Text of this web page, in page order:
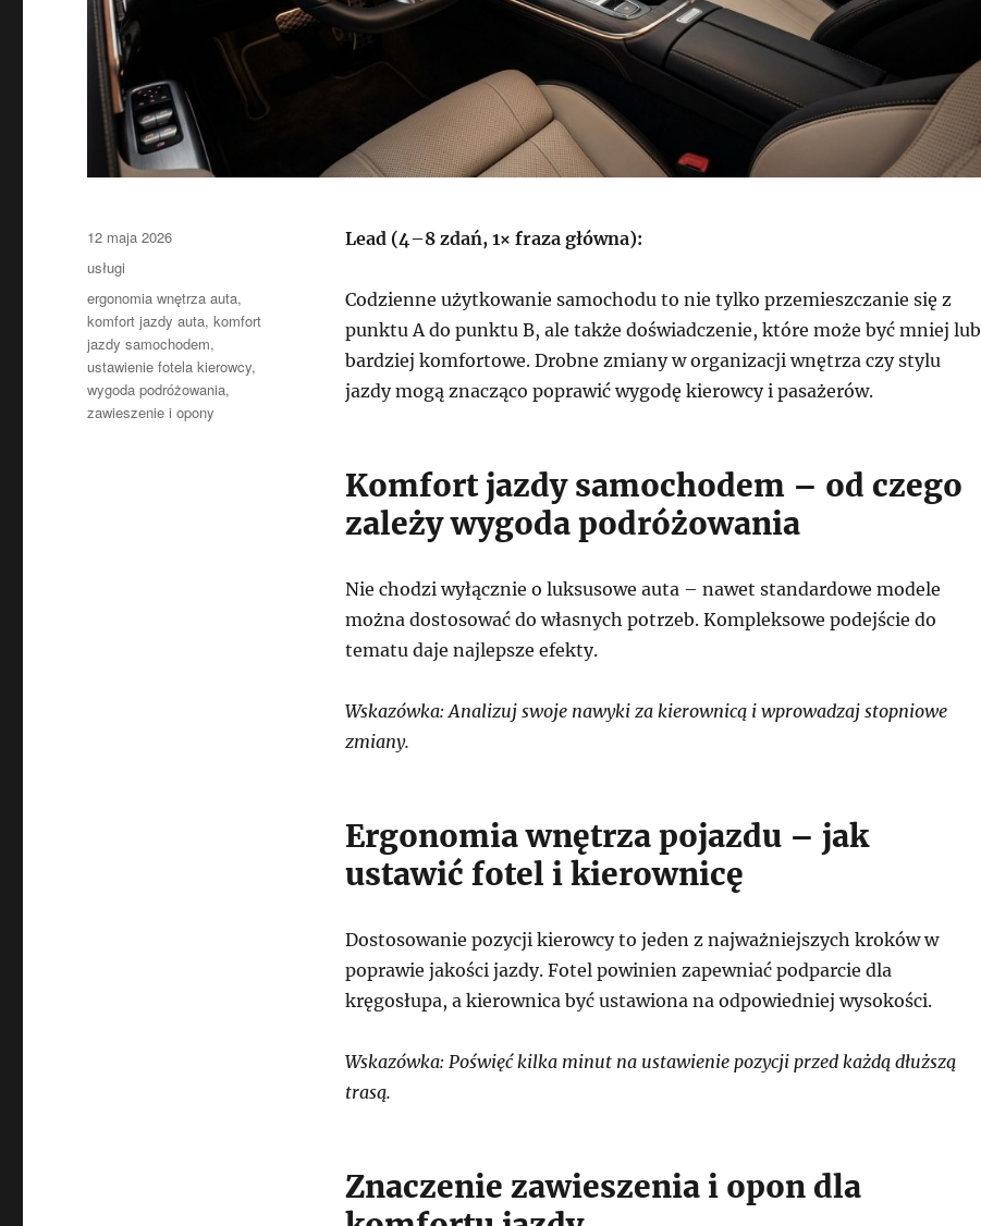
Lead (4–8 zdań, 1× fraza główna):
Codzienne użytkowanie samochodu to nie tylko przemieszczanie się z
punktu A do punktu B, ale także doświadczenie, które może być mniej lub
bardziej komfortowe. Drobne zmiany w organizacji wnętrza czy stylu
jazdy mogą znacząco poprawić wygodę kierowcy i pasażerów.
Komfort jazdy samochodem – od czego
zależy wygoda podróżowania
Nie chodzi wyłącznie o luksusowe auta – nawet standardowe modele
można dostosować do własnych potrzeb. Kompleksowe podejście do
tematu daje najlepsze efekty.
Wskazówka: Analizuj swoje nawyki za kierownicą i wprowadzaj stopniowe
zmiany.
Ergonomia wnętrza pojazdu – jak
ustawić fotel i kierownicę
Dostosowanie pozycji kierowcy to jeden z najważniejszych kroków w
poprawie jakości jazdy. Fotel powinien zapewniać podparcie dla
kręgosłupa, a kierownica być ustawiona na odpowiedniej wysokości.
Wskazówka: Poświęć kilka minut na ustawienie pozycji przed każdą dłuższą
trasą.
Znaczenie zawieszenia i opon dla
Data
publikacji
12 maja 2026
Kategorie
usługi
Tagi
ergonomia wnętrza auta,
komfort jazdy auta,komfort
jazdy samochodem,
ustawienie fotela kierowcy,
wygoda podróżowania,
zawieszenie i opony